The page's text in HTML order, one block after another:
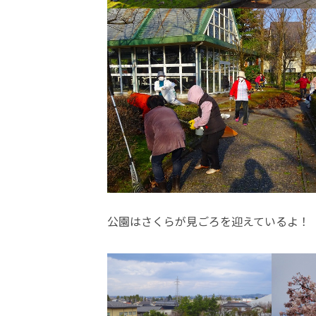
公園はさくらが見ごろを迎えているよ！